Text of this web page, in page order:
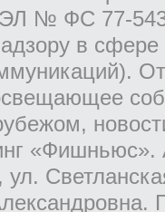
ЭЛ № ФС 77-
в
«Фишньюс».
ул.